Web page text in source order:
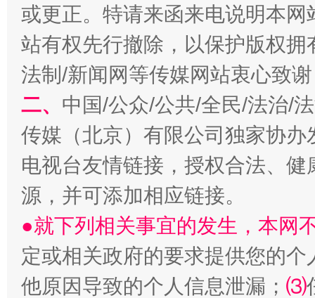
揭开“小金库”的免责幌子
受贿1.44亿！段成刚被判无期 从幼
或更正。特请来函来电说明本
站有权先行撤除，以保护版权
法制/新闻网等传媒网站衷心致
二、 中国/公众/公共/全民/法治/
传媒（北京）有限公司独家协
电视台友情链接，授权合法、
源，并可添加相应链接。
●就下列相关事宜的发生，本网
定或相关政府的要求提供您的个
他原因导致的个人信息泄漏； ⑶